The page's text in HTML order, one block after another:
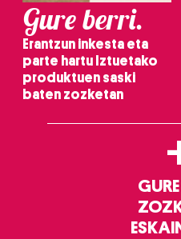
Gure berri.
Erantzun inkesta eta
parte hartu Iztuetako
produktuen saski
baten zozketan
GURE